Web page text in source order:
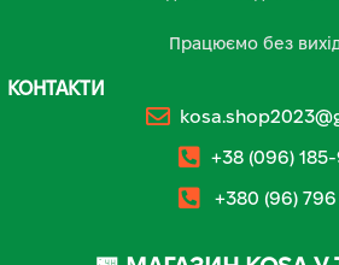
Працюємо без
КОНТАКТИ
+38 (096)
+380 (96) 796